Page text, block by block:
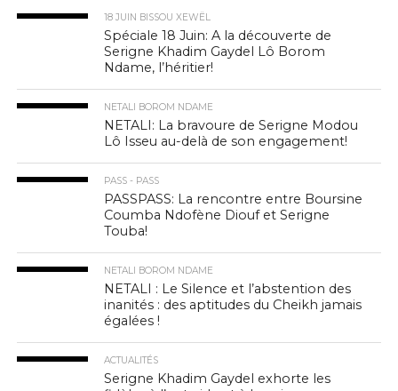
18 JUIN BISSOU XEWËL
Spéciale 18 Juin: A la découverte de
Serigne Khadim Gaydel Lô Borom
Ndame, l’héritier!
NETALI BOROM NDAME
NETALI: La bravoure de Serigne Modou
Lô Isseu au-delà de son engagement!
PASS - PASS
PASSPASS: La rencontre entre Boursine
Coumba Ndofène Diouf et Serigne
Touba!
NETALI BOROM NDAME
NETALI : Le Silence et l’abstention des
inanités : des aptitudes du Cheikh jamais
égalées !
ACTUALITÉS
Serigne Khadim Gaydel exhorte les